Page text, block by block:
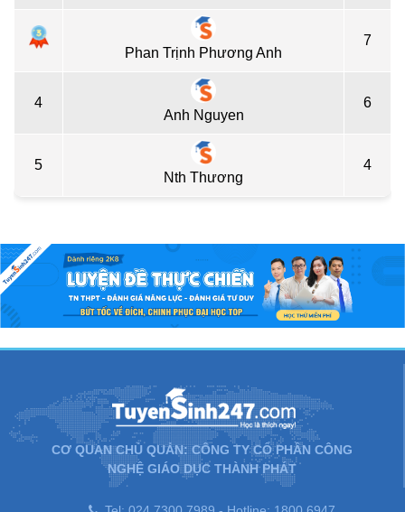
Phan Trịnh Phương Anh
7
4
Anh Nguyen
6
5
Nth Thương
4
CƠ QUAN CHỦ QUẢN: CÔNG TY CỔ PHẦN CÔNG
NGHỆ GIÁO DỤC THÀNH PHÁT